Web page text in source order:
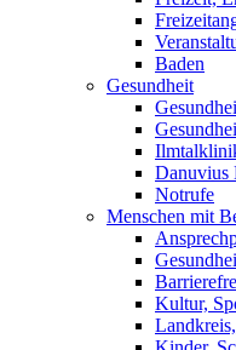
Baden
Gesundheit
Notrufe
Menschen mit
Kultur,